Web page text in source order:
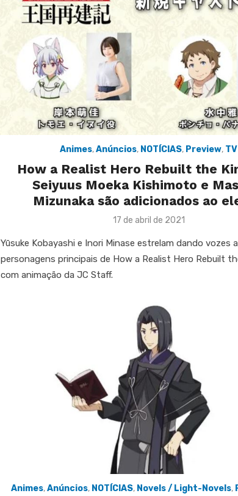
Animes,Anúncios, NOTÍCIAS, Preview, TV
How a Realist Hero Rebuilt the
Seiyuus Moeka Kishimoto e
Mizunaka são adicionados ao
Posted
17 de abril de 2021
Yūsuke Kobayashi e Inori Minase estrelam dando vozes
personagens principais de How a Realist Hero Rebuilt
com animação da JC Staff.
Animes,Anúncios, NOTÍCIAS, Novels / Light-Novels,